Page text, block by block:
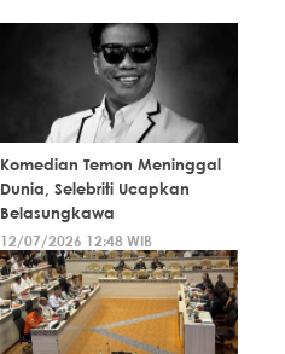
Komedian Temon Meninggal
Dunia, Selebriti Ucapkan
Belasungkawa
12/07/2026 12:48 WIB